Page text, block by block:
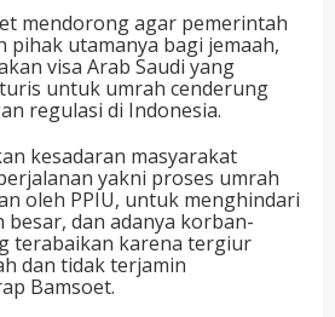
mendorong agar pemerintah
pihak utamanya bagi jemaah,
visa Arab Saudi yang
untuk umrah cenderung
regulasi di Indonesia.
kesadaran masyarakat
yakni proses umrah
oleh PPIU, untuk menghindari
dan adanya korban-
terabaikan karena tergiur
dan tidak terjamin
Bamsoet.